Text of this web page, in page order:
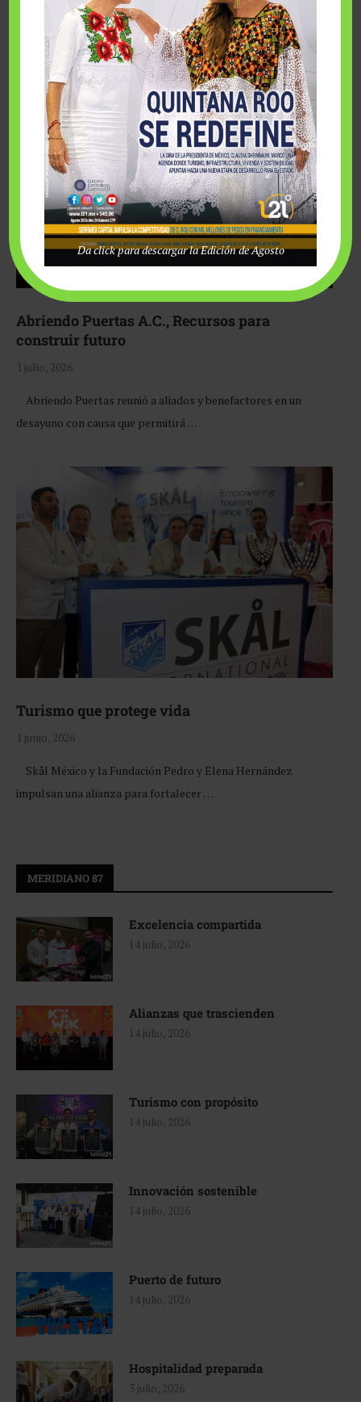
Fairmont Mayakoba y Make-A-Wish México unieron
esfuerzos para hacer realidad el deseo de una …
Abriendo Puertas A.C., Recursos para
construir futuro
1 julio, 2026
Abriendo Puertas reunió a aliados y benefactores en un
desayuno con causa que permitirá …
Turismo que protege vida
1 junio, 2026
Skål México y la Fundación Pedro y Elena Hernández
impulsan una alianza para fortalecer …
MERIDIANO 87
Excelencia compartida
14 julio, 2026
Alianzas que trascienden
14 julio, 2026
Turismo con propósito
14 julio, 2026
Innovación sostenible
14 julio, 2026
Puerto de futuro
14 julio, 2026
Hospitalidad preparada
3 julio, 2026
Da click para descargar la Edición de Agosto